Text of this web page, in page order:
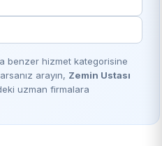
benzer hizmet kategorisine
arayın, Zemin Ustası
uzman firmalara